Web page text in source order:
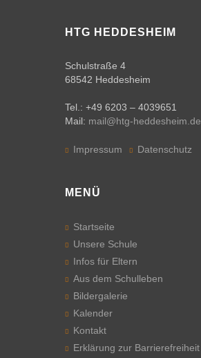
HTG HEDDESHEIM
Schulstraße 4
68542 Heddesheim
Tel.: +49 6203 – 4039651
Mail: mail@htg-heddesheim.de
Impressum Datenschutz
MENÜ
Startseite
Unsere Schule
Infos für Eltern
Aus dem Schulleben
Bildergalerie
Kalender
Kontakt
Erklärung zur Barrierefreiheit
Terminkalender
Öffnungszeiten
Sekretariats
Schulleitungsteam
Sprechstunden
der Lehrkräfte
Betreuungs-
möglichkeiten
Mittagessen